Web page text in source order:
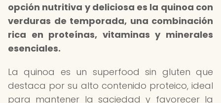
opción nutritiva y deliciosa es la quinoa con
verduras de temporada, una combinación
rica en proteínas, vitaminas y minerales
esenciales.
La quinoa es un superfood sin gluten que
destaca por su alto contenido proteico, ideal
para mantener la saciedad y favorecer la